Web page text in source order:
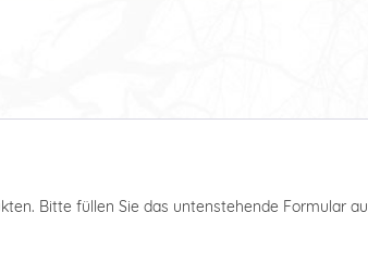
Bitte füllen Sie das untenstehende Formular